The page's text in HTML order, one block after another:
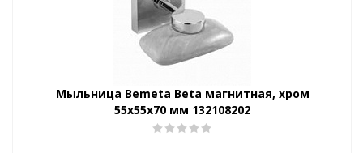
Мыльница Bemeta Beta магнитная, хром
55x55x70 мм 132108202